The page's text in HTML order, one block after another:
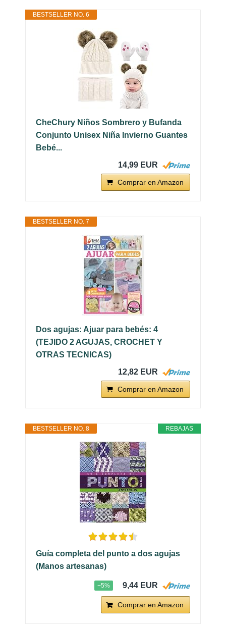
BESTSELLER NO. 6
CheChury Niños Sombrero y Bufanda
Conjunto Unisex Niña Invierno Guantes
Bebé...
14,99 EUR
Comprar en Amazon
BESTSELLER NO. 7
Dos agujas: Ajuar para bebés: 4
(TEJIDO 2 AGUJAS, CROCHET Y
OTRAS TECNICAS)
12,82 EUR
Comprar en Amazon
REBAJAS
BESTSELLER NO. 8
Guía completa del punto a dos agujas
(Manos artesanas)
−5% 9,44 EUR
Comprar en Amazon